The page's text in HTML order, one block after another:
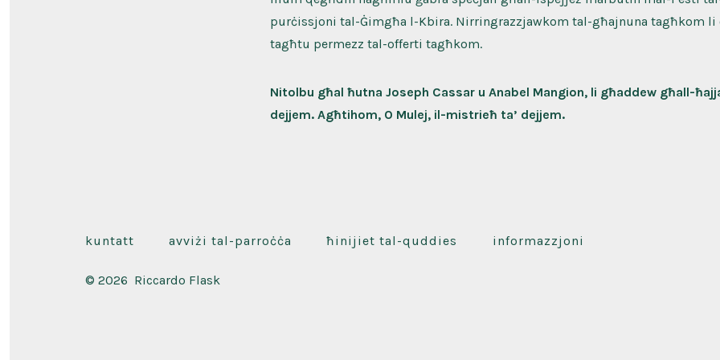
purċissjoni tal-Ġimgħa l-Kbira. Nirringrazzjawkom tal-għajnuna tagħkom li
tagħtu permezz tal-offerti tagħkom.
Nitolbu għal ħutna Joseph Cassar u Anabel Mangion, li għaddew għall-
dejjem. Agħtihom, O Mulej, il-mistrieħ ta’ dejjem.
kuntatt avviżi tal-parroċċa ħinijiet tal-quddies informazzjoni
© 2026 Riccardo Flask